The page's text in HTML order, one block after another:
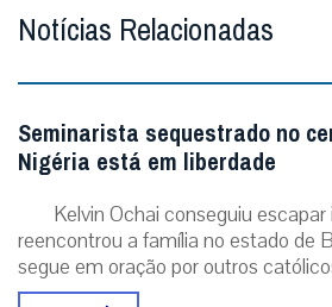
Notícias Relacionadas
Seminarista sequestrado no
Nigéria está em liberdade
Kelvin Ochai conseguiu
reencontrou a família no estado de
segue em oração por outros